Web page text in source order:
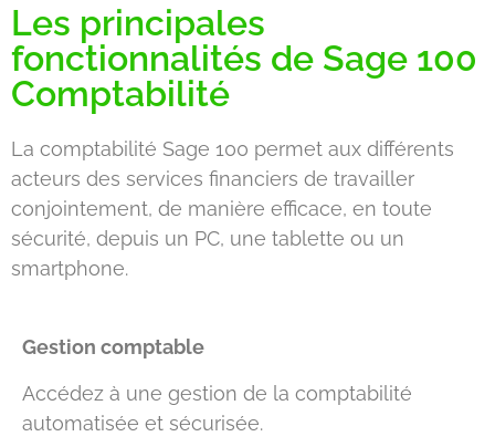
Les principales
fonctionnalités de Sage 100
Comptabilité
La comptabilité Sage 100 permet aux différents
acteurs des services financiers de travailler
conjointement, de manière efficace, en toute
sécurité, depuis un PC, une tablette ou un
smartphone.
Gestion comptable
Accédez à une gestion de la comptabilité
automatisée et sécurisée.